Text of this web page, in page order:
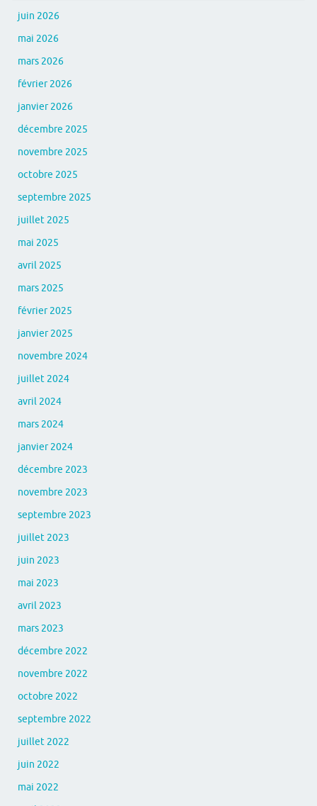
juin 2026
mai 2026
mars 2026
février 2026
janvier 2026
décembre 2025
novembre 2025
octobre 2025
septembre 2025
juillet 2025
mai 2025
avril 2025
mars 2025
février 2025
janvier 2025
novembre 2024
juillet 2024
avril 2024
mars 2024
janvier 2024
décembre 2023
novembre 2023
septembre 2023
juillet 2023
juin 2023
mai 2023
avril 2023
mars 2023
décembre 2022
novembre 2022
octobre 2022
septembre 2022
juillet 2022
juin 2022
mai 2022